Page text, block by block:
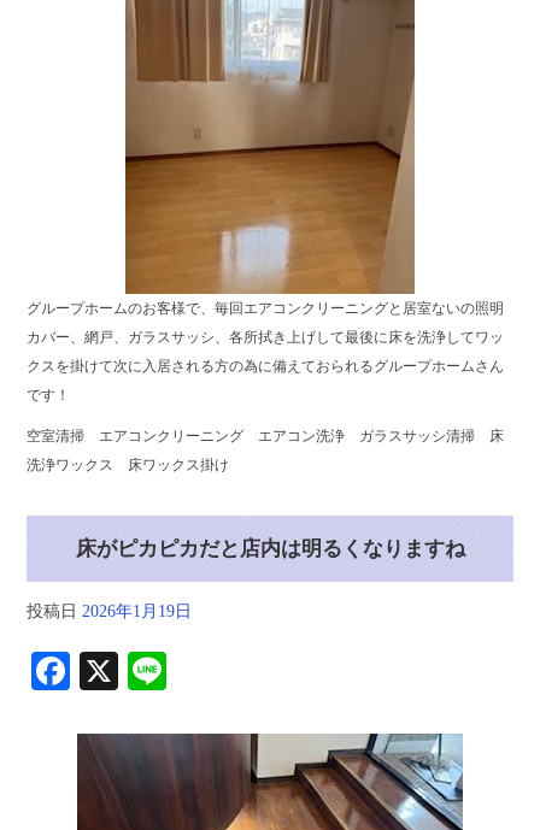
グループホームのお客様で、毎回エアコンクリーニングと居室ないの照明
カバー、網戸、ガラスサッシ、各所拭き上げして最後に床を洗浄してワッ
クスを掛けて次に入居される方の為に備えておられるグループホームさん
です！
空室清掃 エアコンクリーニング エアコン洗浄 ガラスサッシ清掃 床
洗浄ワックス 床ワックス掛け
床がピカピカだと店内は明るくなりますね
投稿日 2026年1月19日
Fa
bo
ok
X